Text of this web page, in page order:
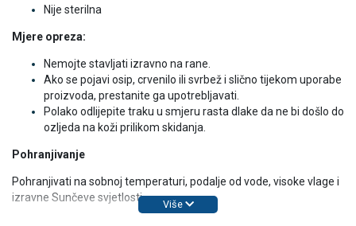
Nije sterilna
Mjere opreza:
Nemojte stavljati izravno na rane.
Ako se pojavi osip, crvenilo ili svrbež i slično tijekom uporabe
proizvoda, prestanite ga upotrebljavati.
Polako odlijepite traku u smjeru rasta dlake da ne bi došlo do
ozljeda na koži prilikom skidanja.
Pohranjivanje
Pohranjivati na sobnoj temperaturi, podalje od vode, visoke vlage i
izravne Sunčeve svjetlosti.
Više